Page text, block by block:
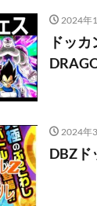
2024年
ドッ
2024年
DBZド